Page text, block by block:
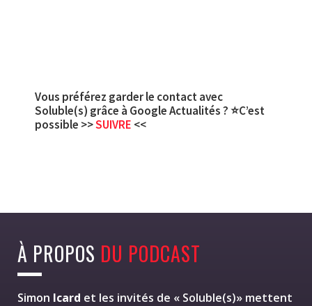
Vous préférez garder le contact avec
Soluble(s) grâce à Google Actualités ? ⭐C’est
possible >>SUIVRE <<
À PROPOS DU PODCAST
Simon Icard et les invités de « Soluble(s)» mettent